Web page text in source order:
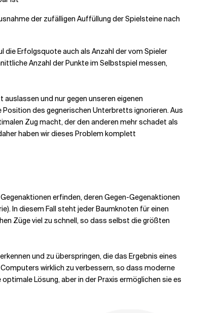
der zufälligen Auffüllung der Spielsteine nach
die Erfolgsquote auch als Anzahl der vom Spieler
Anzahl der Punkte im Selbstspiel messen,
und nur gegen unseren eigenen
des gegnerischen Unterbretts ignorieren. Aus
Zug macht, der den anderen mehr schadet als
haben wir dieses Problem komplett
erfinden, deren Gegen-Gegenaktionen
In diesem Fall steht jeder Baumknoten für einen
Züge viel zu schnell, so dass selbst die größten
und zu überspringen, die das Ergebnis eines
wirklich zu verbessern, so dass moderne
Lösung, aber in der Praxis ermöglichen sie es